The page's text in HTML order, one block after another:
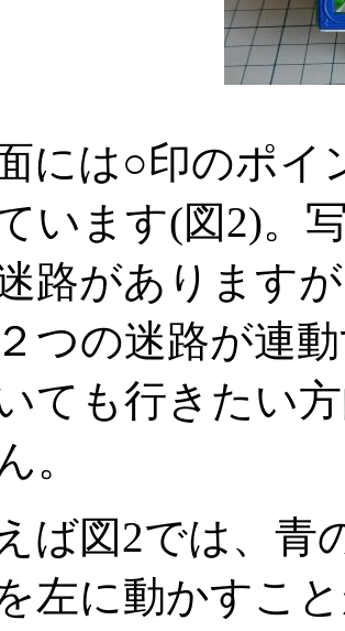
には○印のポイ
います(図2)。
路があります
つの迷路が連
ても行きたい
。
ば図2では、青
左に動かすこ